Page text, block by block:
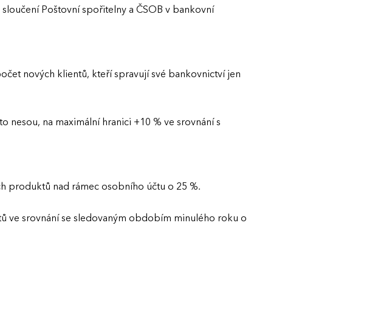
Poštovní spořitelny a ČSOB v bankovní
nových klientů, kteří spravují své bankovnictví jen
na maximální hranici +10 % ve srovnání s
produktů nad rámec osobního účtu o 25 %.
ve srovnání se sledovaným obdobím minulého roku o